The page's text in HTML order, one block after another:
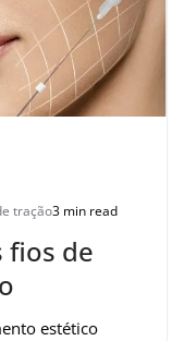
tração3 min read
fios de
estético